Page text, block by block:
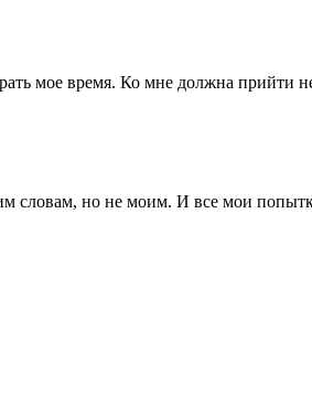
мое время. Ко мне должна прийти
словам, но не моим. И все мои